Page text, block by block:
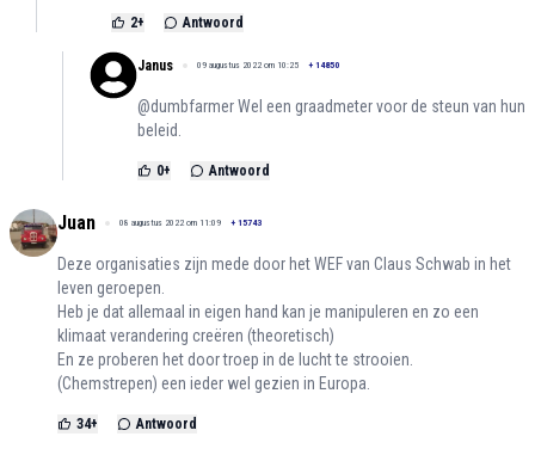
2+ Antwoord
Janus 09 augustus 2022 om 10:25 + 14850
@dumbfarmer Wel een graadmeter voor de steun van hun
beleid.
0+ Antwoord
Juan 08 augustus 2022 om 11:09 + 15743
Deze organisaties zijn mede door het WEF van Claus Schwab in het
leven geroepen.
Heb je dat allemaal in eigen hand kan je manipuleren en zo een
klimaat verandering creëren (theoretisch)
En ze proberen het door troep in de lucht te strooien.
(Chemstrepen) een ieder wel gezien in Europa.
34+ Antwoord